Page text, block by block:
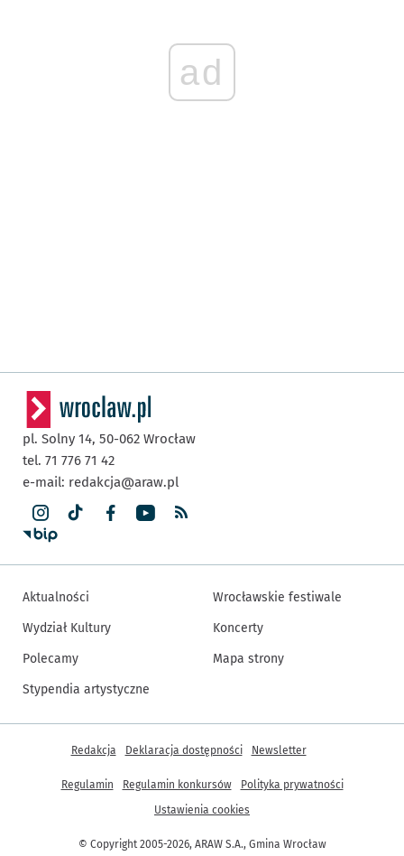
ad
pl. Solny 14, 50-062 Wrocław
tel. 71 776 71 42
e-mail: redakcja@araw.pl
Aktualności
Wydział Kultury
Polecamy
Stypendia artystyczne
Wrocławskie festiwale
Koncerty
Mapa strony
© Copyright 2005-2026, ARAW S.A., Gmina Wrocław
Inne informacje
Redakcja Deklaracja dostępności Newsletter
Regulamin Regulamin konkursów
Polityka prywatności
Ustawienia cookies